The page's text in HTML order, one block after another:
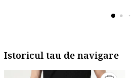
Istoricul tau de navigare